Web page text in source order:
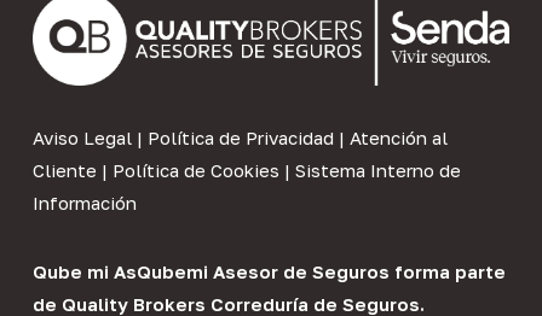
Aviso Legal| Política de Privacidad | Atención al
Cliente | Política de Cookies | Sistema Interno de
Información
Qube mi AsQubemi Asesor de Seguros forma parte
de Quality Brokers Correduría de Seguros.